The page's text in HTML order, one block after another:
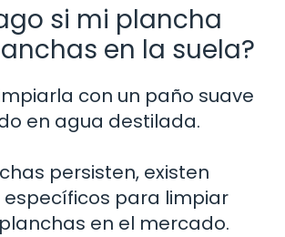
si mi plancha
en la suela?
con un paño suave
en agua destilada.
persisten, existen
para limpiar
en el mercado.